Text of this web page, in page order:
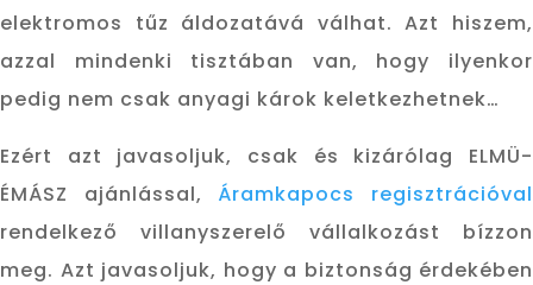
elektromos tűz áldozatává válhat. Azt hiszem,
azzal mindenki tisztában van, hogy ilyenkor
pedig nem csak anyagi károk keletkezhetnek…
Ezért azt javasoljuk, csak és kizárólag ELMÜ-
ÉMÁSZ ajánlással, Áramkapocs regisztrációval
rendelkező villanyszerelő vállalkozást bízzon
meg. Azt javasoljuk, hogy a biztonság érdekében